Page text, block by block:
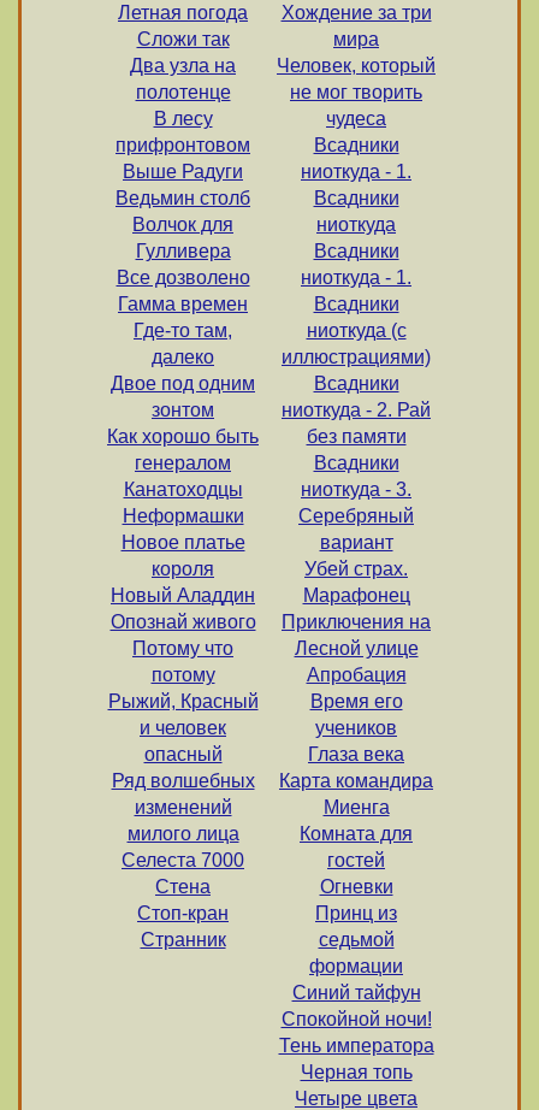
Летная погода
Сложи так
Два узла на
полотенце
В лесу
прифронтовом
Выше Радуги
Ведьмин столб
Волчок для
Гулливера
Все дозволено
Гамма времен
Где-то там,
далеко
Двое под одним
зонтом
Как хорошо быть
генералом
Канатоходцы
Неформашки
Новое платье
короля
Новый Аладдин
Опознай живого
Потому что
потому
Рыжий, Красный
и человек
опасный
Ряд волшебных
изменений
милого лица
Селеста 7000
Стена
Стоп-кран
Странник
Хождение за три
мира
Человек, который
не мог творить
чудеса
Всадники
ниоткуда - 1.
Всадники
ниоткуда
Всадники
ниоткуда - 1.
Всадники
ниоткуда (с
иллюстрациями)
Всадники
ниоткуда - 2. Рай
без памяти
Всадники
ниоткуда - 3.
Серебряный
вариант
Убей страх.
Марафонец
Приключения на
Лесной улице
Апробация
Время его
учеников
Глаза века
Карта командира
Миенга
Комната для
гостей
Огневки
Принц из
седьмой
формации
Синий тайфун
Спокойной ночи!
Тень императора
Черная топь
Четыре цвета